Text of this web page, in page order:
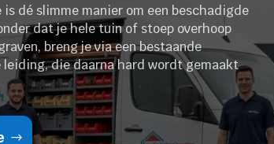
dé slimme manier om een beschadigde
dat je hele tuin of stoep overhoop
breng je via een bestaande
die daarna hard wordt gemaakt